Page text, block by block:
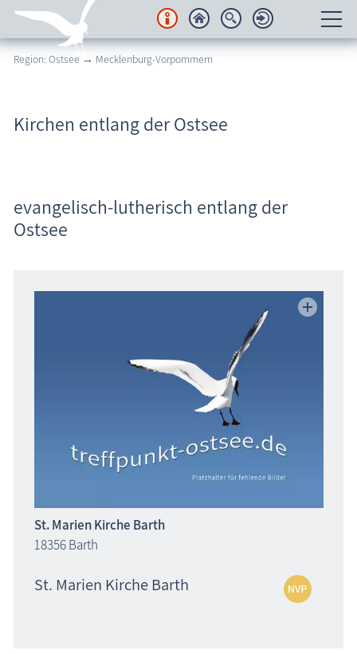
Unterkünfte
Freizeit
Region: Ostsee → Mecklenburg-Vorpommern
Kirchen entlang der Ostsee
evangelisch-lutherisch entlang der
Ostsee
St. Marien Kirche Barth
18356 Barth
St. Marien Kirche Barth